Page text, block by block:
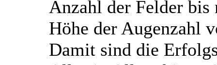
Anzahl der Felder
Höhe der Augenzahl
Damit sind die